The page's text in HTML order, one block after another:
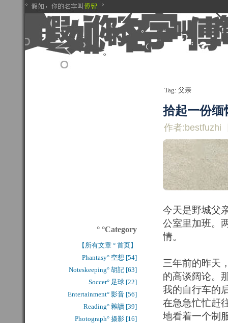
Tag: 父亲
拾起一份缅
作者:bestfuzhi
今天是野城父
公室里加班。
情。
三年前的昨天
的高谈阔论。
我的自行车的
在急急忙忙赶
地看着一个制
° °Category
【所有文章 ° 首页】
Phantasy° 空想 [54]
Noteskeeping° 胡記 [63]
Soccer° 足球 [22]
Entertainment° 影音 [56]
Reading° 雜讀 [39]
Photograph° 摄影 [16]